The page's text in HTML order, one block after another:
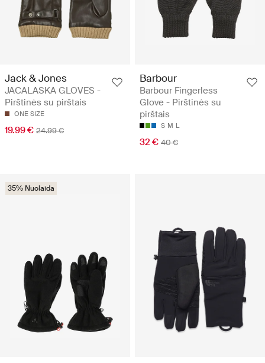
Jack & Jones
JACALASKA GLOVES -
Pirštinės su pirštais
ONE SIZE
19.99 € 24.99 €
Barbour
Barbour Fingerless
Glove - Pirštinės su
pirštais
S M L
32 € 40 €
35% Nuolaida